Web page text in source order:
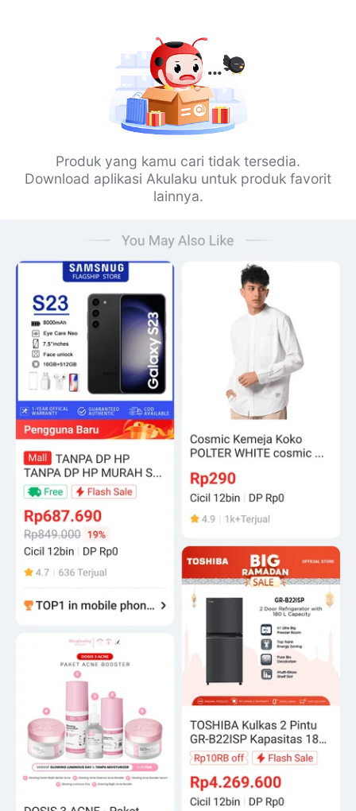
Produk yang kamu cari tidak tersedia.
Download aplikasi Akulaku untuk produk favorit
lainnya.